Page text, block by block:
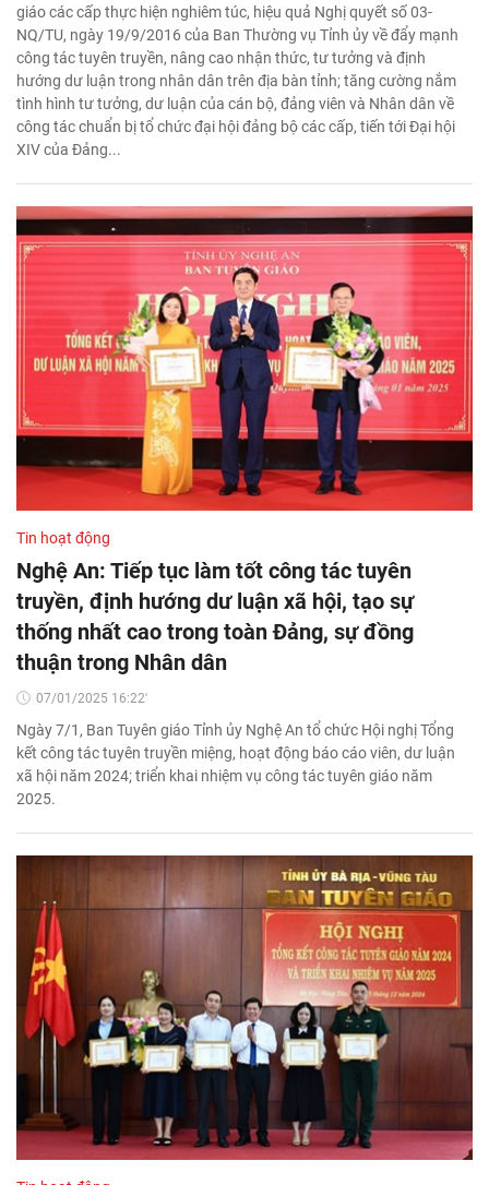
giáo các cấp thực hiện nghiêm túc, hiệu quả Nghị quyết số 03-
NQ/TU, ngày 19/9/2016 của Ban Thường vụ Tỉnh ủy về đẩy mạnh
công tác tuyên truyền, nâng cao nhận thức, tư tưởng và định
hướng dư luận trong nhân dân trên địa bàn tỉnh; tăng cường nắm
tình hình tư tưởng, dư luận của cán bộ, đảng viên và Nhân dân về
công tác chuẩn bị tổ chức đại hội đảng bộ các cấp, tiến tới Đại hội
XIV của Đảng...
Tin hoạt động
Nghệ An: Tiếp tục làm tốt công tác tuyên
truyền, định hướng dư luận xã hội, tạo sự
thống nhất cao trong toàn Đảng, sự đồng
thuận trong Nhân dân
07/01/2025 16:22'
Ngày 7/1, Ban Tuyên giáo Tỉnh ủy Nghệ An tổ chức Hội nghị Tổng
kết công tác tuyên truyền miệng, hoạt động báo cáo viên, dư luận
xã hội năm 2024; triển khai nhiệm vụ công tác tuyên giáo năm
2025.